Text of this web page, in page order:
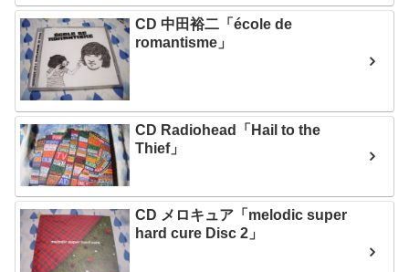
CD 中田裕二「école de
romantisme」
CD Radiohead「Hail to the
Thief」
CD メロキュア「melodic super
hard cure Disc 2」